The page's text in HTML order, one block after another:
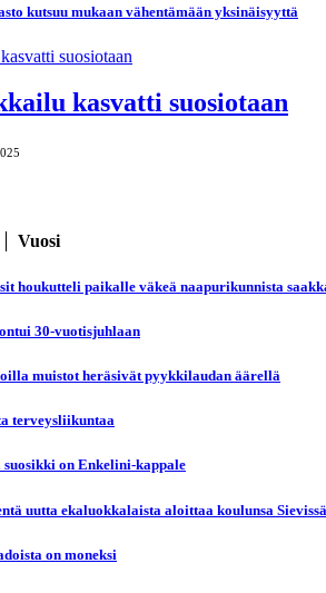
kutsuu mukaan vähentämään yksinäisyyttä
kasvatti suosiotaan
Vuosi
houkutteli paikalle väkeä naapurikunnista
30-vuotisjuhlaan
muistot heräsivät pyykkilaudan äärellä
terveysliikuntaa
on Enkelini-kappale
uutta ekaluokkalaista aloittaa koulunsa Sievissä
on moneksi